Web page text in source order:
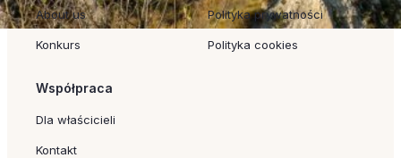
About us
Konkurs
Polityka prywatności
Polityka cookies
Współpraca
Dla właścicieli
Kontakt